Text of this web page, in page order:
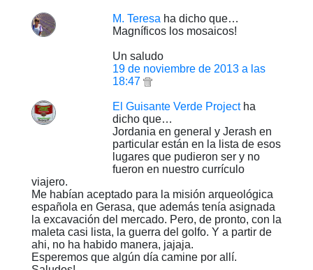
M. Teresa ha dicho que…
Magníficos los mosaicos!
Un saludo
19 de noviembre de 2013 a las
18:47
El Guisante Verde Projectha
dicho que…
Jordania en general y Jerash en
particular están en la lista de esos
lugares que pudieron ser y no
fueron en nuestro currículo
viajero.
Me habían aceptado para la misión arqueológica
española en Gerasa, que además tenía asignada
la excavación del mercado. Pero, de pronto, con la
maleta casi lista, la guerra del golfo. Y a partir de
ahi, no ha habido manera, jajaja.
Esperemos que algún día camine por allí.